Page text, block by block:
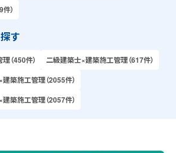
）
す
（450件）
二級建築士×建築施工管理（617件）
築施工管理（2055件）
築施工管理（2057件）